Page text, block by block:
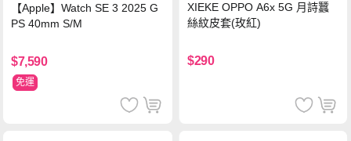
【Apple】Watch SE 3 2025 G
PS 40mm S/M
$7,590
免運
XIEKE OPPO A6x 5G 月詩蠶
絲紋皮套(玫紅)
$290